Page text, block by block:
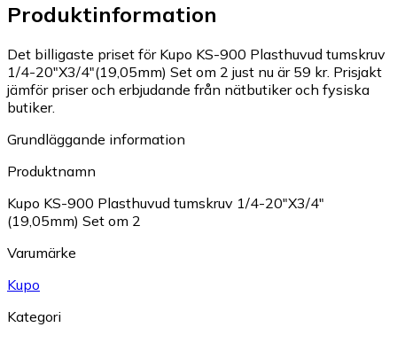
Produktinformation
Det billigaste priset för Kupo KS-900 Plasthuvud tumskruv
1/4-20"X3/4"(19,05mm) Set om 2 just nu är 59 kr. Prisjakt
jämför priser och erbjudande från nätbutiker och fysiska
butiker.
Grundläggande information
Produktnamn
Kupo KS-900 Plasthuvud tumskruv 1/4-20"X3/4"
(19,05mm) Set om 2
Varumärke
Kupo
Kategori